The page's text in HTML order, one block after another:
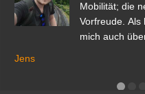
Mobilität; die
Vorfreude. Als
mich auch
Jens